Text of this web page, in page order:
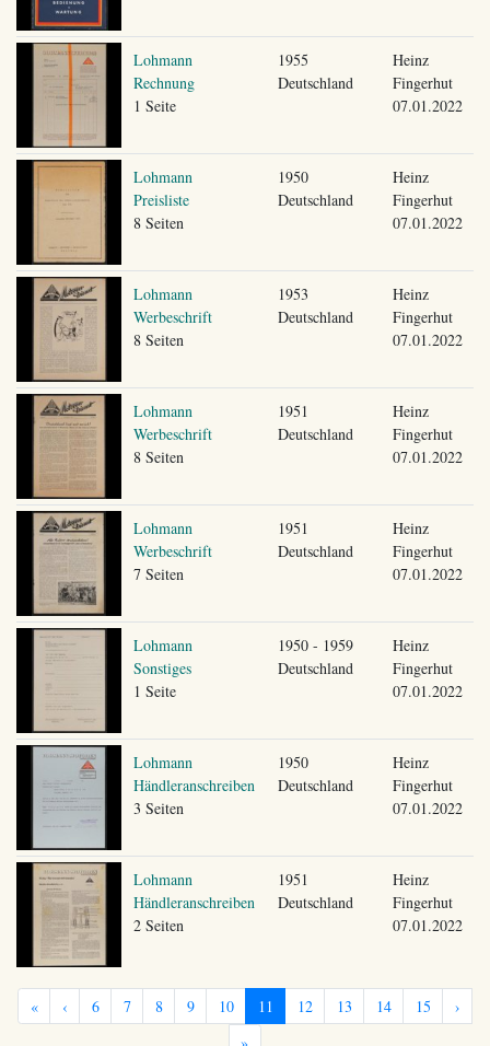
Lohmann
Rechnung
1 Seite
1955
Deutschland
Heinz
Fingerhut
07.01.2022
Lohmann
Preisliste
8 Seiten
1950
Deutschland
Heinz
Fingerhut
07.01.2022
Lohmann
Werbeschrift
8 Seiten
1953
Deutschland
Heinz
Fingerhut
07.01.2022
Lohmann
Werbeschrift
8 Seiten
1951
Deutschland
Heinz
Fingerhut
07.01.2022
Lohmann
Werbeschrift
7 Seiten
1951
Deutschland
Heinz
Fingerhut
07.01.2022
Lohmann
Sonstiges
1 Seite
1950 - 1959
Deutschland
Heinz
Fingerhut
07.01.2022
Lohmann
Händleranschreiben
3 Seiten
1950
Deutschland
Heinz
Fingerhut
07.01.2022
Lohmann
Händleranschreiben
2 Seiten
1951
Deutschland
Heinz
Fingerhut
07.01.2022
« ‹ 6 7 8 9 10 11 12 13 14 15
›
»